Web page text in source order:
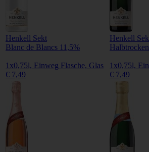
Henkell Sekt
Blanc de Blancs 11,5%
1x0,75l, Einweg Flasche, Glas
€ 7,49
Henkell
1x0,75l,
€ 7,49